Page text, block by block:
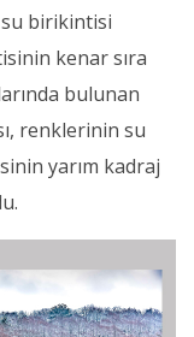
birikintisi
kenar sıra
bulunan
renklerinin su
yarım kadraj